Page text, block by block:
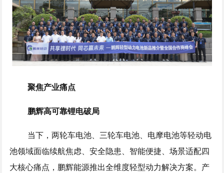
聚焦产业痛点
鹏辉高可靠锂电破局
当下，两轮车电池、三轮车电池、电摩电池等轻动电
池领域面临续航焦虑、安全隐患、智能便捷、场景适配四
大核心痛点，鹏辉能源推出全维度轻型动力解决方案。产